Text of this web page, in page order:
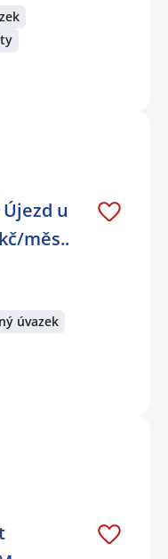
u
měs..
úvazek